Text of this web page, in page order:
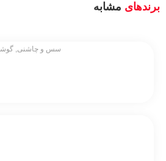
برندهایمشابه
سس و چاشنی,